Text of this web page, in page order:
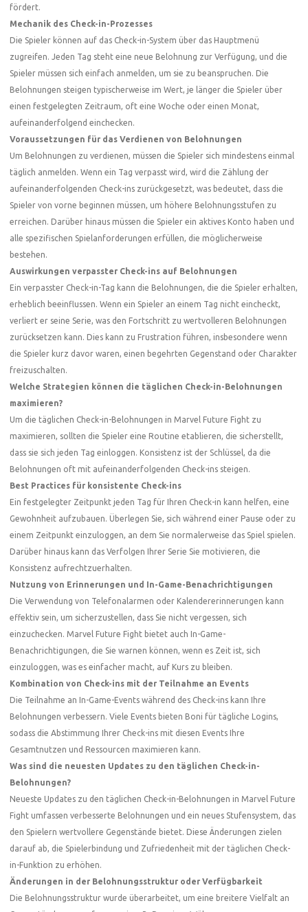
fördert.
Mechanik des Check-in-Prozesses
Die Spieler können auf das Check-in-System über das Hauptmenü
zugreifen. Jeden Tag steht eine neue Belohnung zur Verfügung, und die
Spieler müssen sich einfach anmelden, um sie zu beanspruchen. Die
Belohnungen steigen typischerweise im Wert, je länger die Spieler über
einen festgelegten Zeitraum, oft eine Woche oder einen Monat,
aufeinanderfolgend einchecken.
Voraussetzungen für das Verdienen von Belohnungen
Um Belohnungen zu verdienen, müssen die Spieler sich mindestens einmal
täglich anmelden. Wenn ein Tag verpasst wird, wird die Zählung der
aufeinanderfolgenden Check-ins zurückgesetzt, was bedeutet, dass die
Spieler von vorne beginnen müssen, um höhere Belohnungsstufen zu
erreichen. Darüber hinaus müssen die Spieler ein aktives Konto haben und
alle spezifischen Spielanforderungen erfüllen, die möglicherweise
bestehen.
Auswirkungen verpasster Check-ins auf Belohnungen
Ein verpasster Check-in-Tag kann die Belohnungen, die die Spieler erhalten,
erheblich beeinflussen. Wenn ein Spieler an einem Tag nicht eincheckt,
verliert er seine Serie, was den Fortschritt zu wertvolleren Belohnungen
zurücksetzen kann. Dies kann zu Frustration führen, insbesondere wenn
die Spieler kurz davor waren, einen begehrten Gegenstand oder Charakter
freizuschalten.
Welche Strategien können die täglichen Check-in-Belohnungen
maximieren?
Um die täglichen Check-in-Belohnungen in Marvel Future Fight zu
maximieren, sollten die Spieler eine Routine etablieren, die sicherstellt,
dass sie sich jeden Tag einloggen. Konsistenz ist der Schlüssel, da die
Belohnungen oft mit aufeinanderfolgenden Check-ins steigen.
Best Practices für konsistente Check-ins
Ein festgelegter Zeitpunkt jeden Tag für Ihren Check-in kann helfen, eine
Gewohnheit aufzubauen. Überlegen Sie, sich während einer Pause oder zu
einem Zeitpunkt einzuloggen, an dem Sie normalerweise das Spiel spielen.
Darüber hinaus kann das Verfolgen Ihrer Serie Sie motivieren, die
Konsistenz aufrechtzuerhalten.
Nutzung von Erinnerungen und In-Game-Benachrichtigungen
Die Verwendung von Telefonalarmen oder Kalendererinnerungen kann
effektiv sein, um sicherzustellen, dass Sie nicht vergessen, sich
einzuchecken. Marvel Future Fight bietet auch In-Game-
Benachrichtigungen, die Sie warnen können, wenn es Zeit ist, sich
einzuloggen, was es einfacher macht, auf Kurs zu bleiben.
Kombination von Check-ins mit der Teilnahme an Events
Die Teilnahme an In-Game-Events während des Check-ins kann Ihre
Belohnungen verbessern. Viele Events bieten Boni für tägliche Logins,
sodass die Abstimmung Ihrer Check-ins mit diesen Events Ihre
Gesamtnutzen und Ressourcen maximieren kann.
Was sind die neuesten Updates zu den täglichen Check-in-
Belohnungen?
Neueste Updates zu den täglichen Check-in-Belohnungen in Marvel Future
Fight umfassen verbesserte Belohnungen und ein neues Stufensystem, das
den Spielern wertvollere Gegenstände bietet. Diese Änderungen zielen
darauf ab, die Spielerbindung und Zufriedenheit mit der täglichen Check-
in-Funktion zu erhöhen.
Änderungen in der Belohnungsstruktur oder Verfügbarkeit
Die Belohnungsstruktur wurde überarbeitet, um eine breitere Vielfalt an